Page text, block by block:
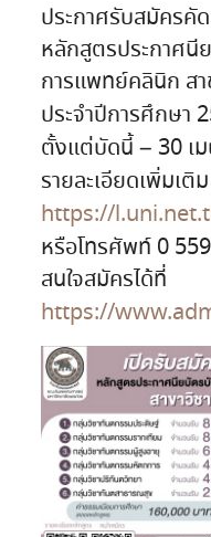
ประกาศรับสมัครคั
หลักสูตรประกาศ
การแพทย์คลินิก ส
ประจำปีการศึกษา
ตั้งแต่บัดนี้ – 30 เ
รายละเอียดเพิ่มเ
https://
หรือโทรศัพท์ 0
สนใจสมัครได้ที่
https://